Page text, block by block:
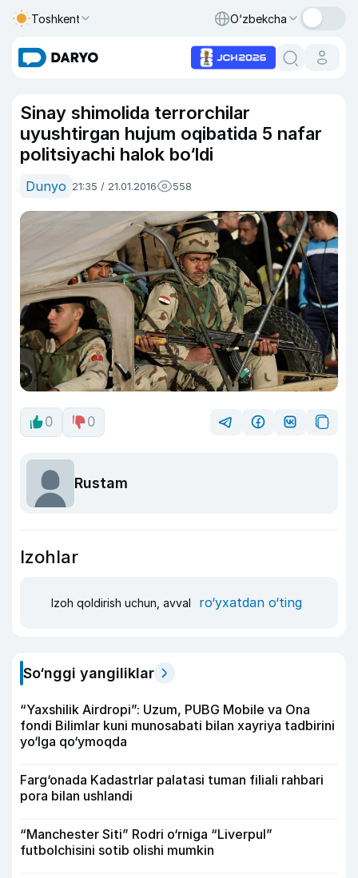
Toshkent O‘zbekcha
Sinay shimolida terrorchilar
uyushtirgan hujum oqibatida 5 nafar
politsiyachi halok bo‘ldi
Dunyo 21:35 / 21.01.2016 558
0 0
Rustam
Izohlar
Izoh qoldirish uchun, avval ro‘yxatdan o‘ting
So‘nggi yangiliklar
“Yaxshilik Airdropi”: Uzum, PUBG Mobile va Ona
fondi Bilimlar kuni munosabati bilan xayriya tadbirini
yo‘lga qo‘ymoqda
Farg‘onada Kadastrlar palatasi tuman filiali rahbari
pora bilan ushlandi
“Manchester Siti” Rodri o‘rniga “Liverpul”
futbolchisini sotib olishi mumkin